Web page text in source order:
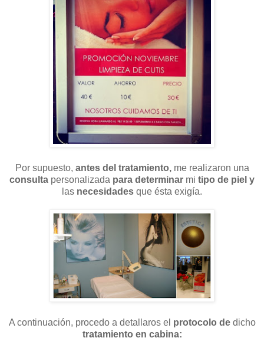
Por supuesto, antes del tratamiento,me realizaron una
consulta personalizada para determinar mi tipo de piel y
las necesidades que ésta exigía.
A continuación, procedo a detallaros el protocolo de dicho
tratamiento en cabina: